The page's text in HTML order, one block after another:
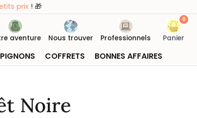
! 🎁
aventure Nous trouver Professionnels
0
Panier
COFFRETS BONNES AFFAIRES
Noire